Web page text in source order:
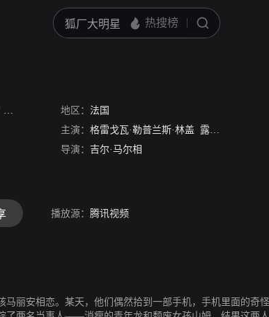
黑欲天堂 地区： 法国
主演： 格雷戈瓦·勒普兰斯·林盖 露易丝·布尔昆
导演： 吉尔·马尔相
播放源： 腾讯视频
丽安相恋。某天，他们偶然拾到一部手机，手机里面的奇